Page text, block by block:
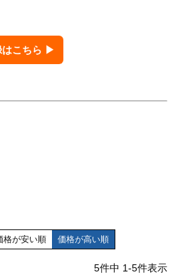
はこちら ▶
格が安い順 価格が高い順
5件中 1-5件表示